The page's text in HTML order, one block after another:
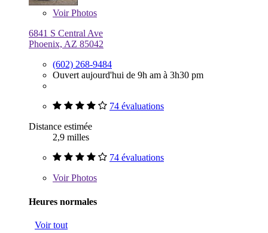
VoirPhotos
6841 S Central Ave
Phoenix, AZ 85042
(602) 268-9484
Ouvert aujourd'hui de 9h am à 3h30 pm
74 évaluations
Distance estimée
2,9 milles
74 évaluations
VoirPhotos
Heures normales
Voir tout